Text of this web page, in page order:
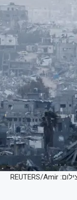
הרס בעזה, כפי שנצפה מהגבול עם ישראל (צילום: REUTERS/Amir